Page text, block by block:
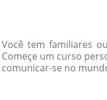
Você tem familiares
Começe um curso
comunicar-se no